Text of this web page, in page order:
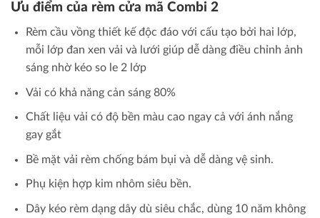
Ưu điểm của rèm cửa mã Combi 2
Rèm cầu vồng thiết kế độc đáo với cấu tạo bởi hai lớp,
mỗi lớp đan xen vải và lưới giúp dễ dàng điều chỉnh ảnh
sáng nhờ kéo so le 2 lớp
Vải có khả năng cản sáng 80%
Chất liệu vải có độ bền màu cao ngay cả với ánh nắng
gay gắt
Bề mặt vải rèm chống bám bụi và dễ dàng vệ sinh.
Phụ kiện hợp kim nhôm siêu bền.
Dây kéo rèm dạng dây dù siêu chắc, dùng 10 năm không